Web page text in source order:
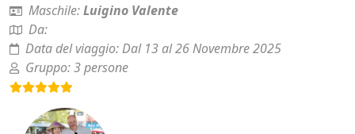
Maschile:Luigino Valente
Da:
Data del viaggio:Dal 13 al 26 Novembre 2025
Gruppo:3 persone